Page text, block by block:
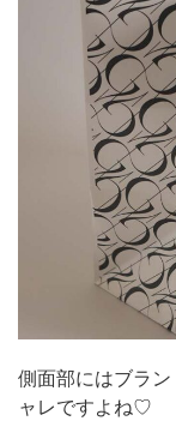
側面部にはブラ
ャレですよね♡